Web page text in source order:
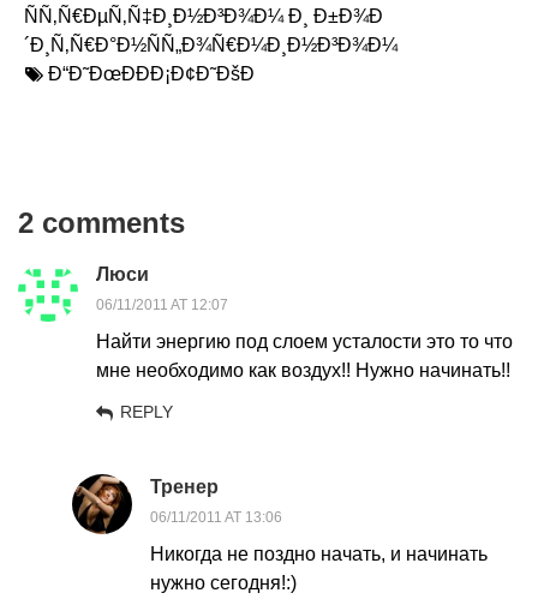
ÑÑ‚Ñ€ÐµÑ‚Ñ‡Ð¸Ð½Ð³Ð¾Ð¼ Ð¸ Ð±Ð¾Ð
´Ð¸Ñ‚Ñ€Ð°Ð½ÑÑ„Ð¾Ñ€Ð¼Ð¸Ð½Ð³Ð¾Ð¼
Ð“Ð˜ÐœÐÐÐ¡Ð¢Ð˜ÐšÐ
2 comments
Люси
06/11/2011 AT 12:07
Найти энергию под слоем усталости это то что
мне необходимо как воздух!! Нужно начинать!!
REPLY
Тренер
06/11/2011 AT 13:06
Никогда не поздно начать, и начинать
нужно сегодня!:)